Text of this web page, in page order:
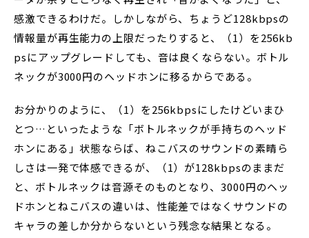
感激できるわけだ。しかしながら、ちょうど128kbpsの
情報量が再生能力の上限だったりすると、（1）を256kb
psにアップグレードしても、音は良くならない。ボトル
ネックが3000円のヘッドホンに移るからである。
お分かりのように、（1）を256kbpsにしたけどいまひ
とつ…といったような「ボトルネックが手持ちのヘッド
ホンにある」状態ならば、ねこバスのサウンドの素晴ら
しさは一発で体感できるが、（1）が128kbpsのままだ
と、ボトルネックは音源そのものとなり、3000円のヘッ
ドホンとねこバスの違いは、性能差ではなくサウンドの
キャラの差しか分からないという残念な結果となる。